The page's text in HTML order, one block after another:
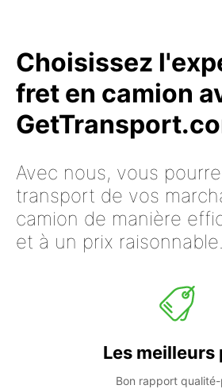
Choisissez
fret en camion
Avec nous, vous
transport de vos
camion de manière
et à un prix raisonnable.
Les meilleurs
Bon rapport